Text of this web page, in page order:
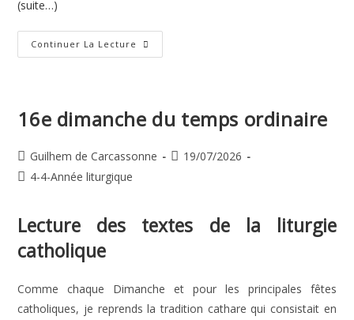
(suite…)
Continuer La Lecture Sainte
Marie
16e dimanche du temps ordinaire
Auteur/autrice
de
Guilhem de Carcassonne
Publication
19/07/2026
Post4-4-Année liturgique
Lecture des textes de la liturgie
catholique
Comme chaque Dimanche et pour les principales fêtes
catholiques, je reprends la tradition cathare qui consistait en